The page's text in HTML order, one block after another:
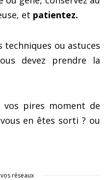
et patientez.
techniques ou astuces
devez prendre la
vos pires moment de
en êtes sorti ? ou
réseaux